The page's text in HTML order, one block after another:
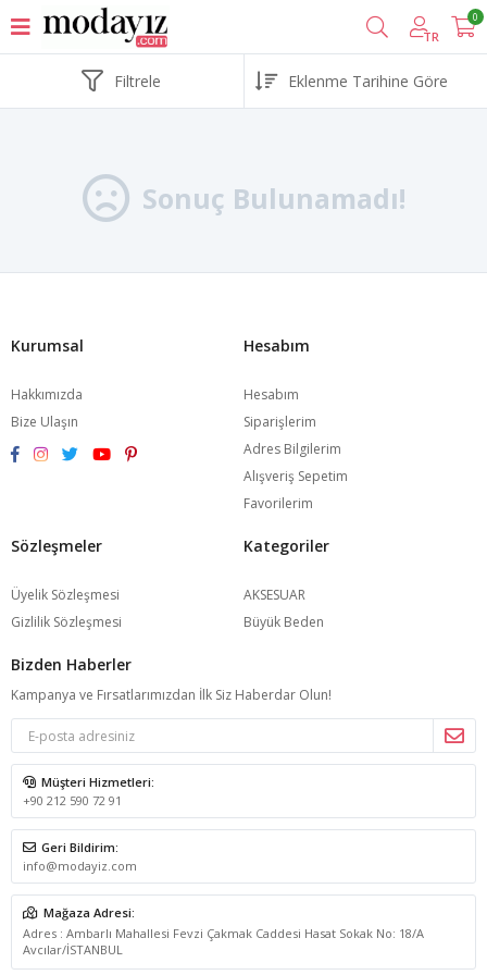
TR
0
Filtrele
Sonuç Bulunamadı!
Kurumsal
Hakkımızda
Bize Ulaşın
Hesabım
Hesabım
Siparişlerim
Adres Bilgilerim
Alışveriş Sepetim
Favorilerim
Sözleşmeler
Üyelik Sözleşmesi
Gizlilik Sözleşmesi
Kategoriler
AKSESUAR
Büyük Beden
Bizden Haberler
Kampanya ve Fırsatlarımızdan İlk Siz Haberdar Olun!
Müşteri Hizmetleri:
+90 212 590 72 91
Geri Bildirim:
info@modayiz.com
Mağaza Adresi:
Adres : Ambarlı Mahallesi Fevzi Çakmak Caddesi Hasat Sokak No: 18/A
Avcılar/İSTANBUL